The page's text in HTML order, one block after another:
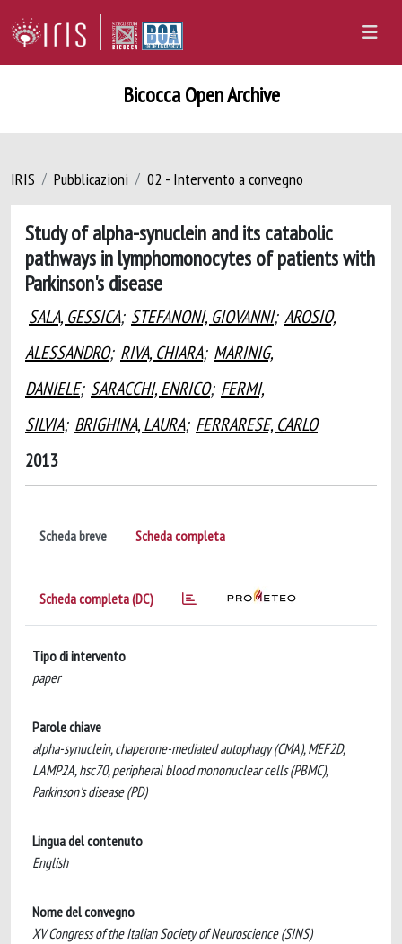
Bicocca Open Archive
IRIS Pubblicazioni 02 - Intervento a convegno
Study of alpha-synuclein and its catabolic
pathways in lymphomonocytes of patients with
Parkinson's disease
SALA, GESSICA; STEFANONI, GIOVANNI; AROSIO,
ALESSANDRO; RIVA, CHIARA; MARINIG,
DANIELE; SARACCHI, ENRICO; FERMI,
SILVIA; BRIGHINA, LAURA; FERRARESE, CARLO
2013
Scheda breve Scheda completa
Scheda completa (DC)
Tipo di intervento
paper
Parole chiave
alpha-synuclein, chaperone-mediated autophagy (CMA), MEF2D,
LAMP2A, hsc70, peripheral blood mononuclear cells (PBMC),
Parkinson's disease (PD)
Lingua del contenuto
English
Nome del convegno
XV Congress of the Italian Society of Neuroscience (SINS)